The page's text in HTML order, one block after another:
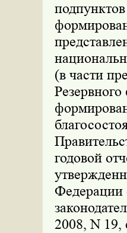
(в части
годовой
Федерации
2008, N 19,